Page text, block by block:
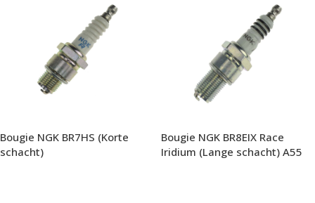
Bougie NGK BR7HS (Korte
schacht)
Bougie NGK BR8EIX Race
Iridium (Lange schacht) A55